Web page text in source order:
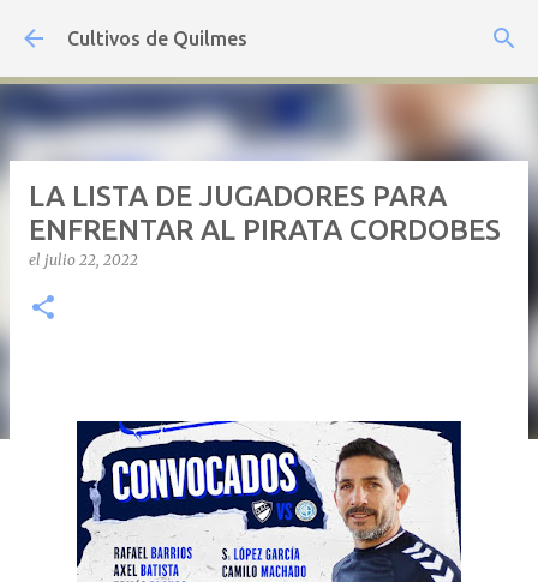
Ir al contenido principal
Cultivos de Quilmes
LA LISTA DE JUGADORES PARA
ENFRENTAR AL PIRATA CORDOBES
el julio 22, 2022